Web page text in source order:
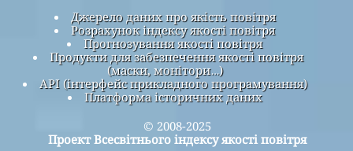
Джерело даних про якість повітря
Розрахунок індексу якості повітря
Прогнозування якості повітря
Продукти для забезпечення якості повітря
(маски, монітори…)
API (інтерфейс прикладного програмування)
Платформа історичних даних
© 2008-2025
Проект Всесвітнього індексу якості повітря